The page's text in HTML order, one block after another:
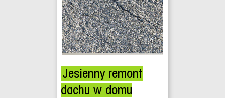
Jesienny remont
dachu w domu